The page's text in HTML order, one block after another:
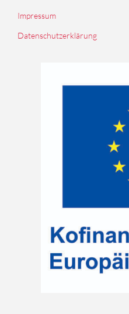
Impressum
Datenschutzerklärung